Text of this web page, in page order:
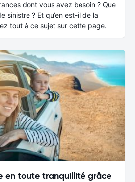
dont vous avez besoin ? Que
sinistre ? Et qu’en est-il de la
tout à ce sujet sur cette page.
en toute tranquillité grâce